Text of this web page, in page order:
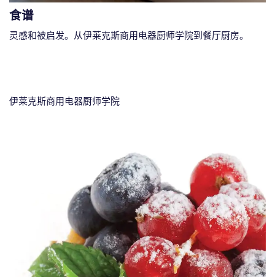
食谱
灵感和被启发。从伊莱克斯商用电器厨师学院到餐厅厨房。
伊莱克斯商用电器厨师学院